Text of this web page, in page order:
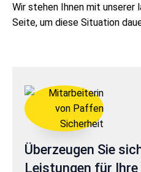
Wir stehen Ihnen mit unserer
Seite, um diese Situation
Überzeugen Sie
Leistungen für